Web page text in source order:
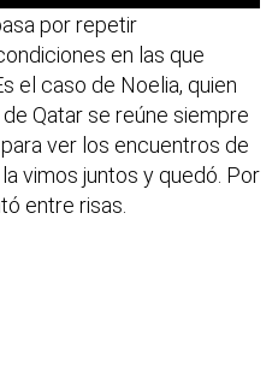
por repetir
en las que
el caso de Noelia, quien
Qatar se reúne siempre
ver los encuentros de
vimos juntos y quedó. Por
entre risas.